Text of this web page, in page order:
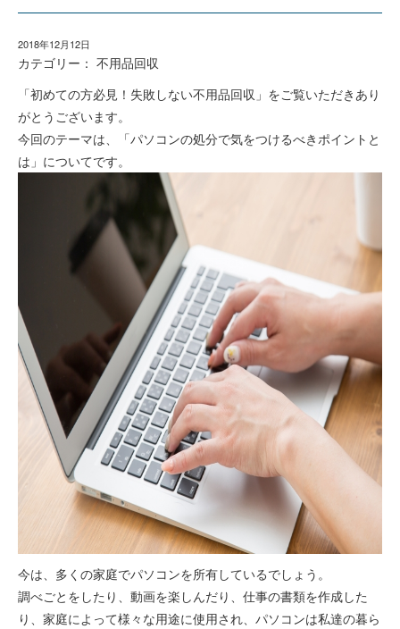
2018年12月12日
カテゴリー：不用品回収
「初めての方必見！失敗しない不用品回収」をご覧いただきあり
がとうございます。
今回のテーマは、「パソコンの処分で気をつけるべきポイントと
は」についてです。
今は、多くの家庭でパソコンを所有しているでしょう。
調べごとをしたり、動画を楽しんだり、仕事の書類を作成した
り、家庭によって様々な用途に使用され、パソコンは私達の暮ら